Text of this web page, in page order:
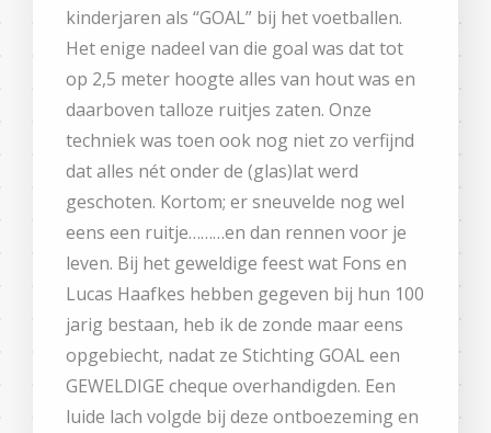
kinderjaren als “GOAL” bij het voetballen.
Het enige nadeel van die goal was dat tot
op 2,5 meter hoogte alles van hout was en
daarboven talloze ruitjes zaten. Onze
techniek was toen ook nog niet zo verfijnd
dat alles nét onder de (glas)lat werd
geschoten. Kortom; er sneuvelde nog wel
eens een ruitje………en dan rennen voor je
leven. Bij het geweldige feest wat Fons en
Lucas Haafkes hebben gegeven bij hun 100
jarig bestaan, heb ik de zonde maar eens
opgebiecht, nadat ze Stichting GOAL een
GEWELDIGE cheque overhandigden. Een
luide lach volgde bij deze ontboezeming en